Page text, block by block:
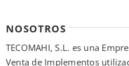
NOSOTROS
TECOMAHI, S.L. es una
Venta de Implementos